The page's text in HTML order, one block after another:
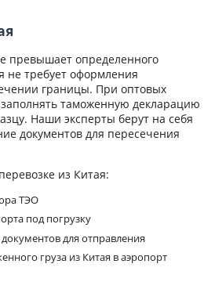
превышает определенного
не требует оформления
границы. При оптовых
таможенную декларацию
Наши эксперты берут на себя
документов для пересечения
из Китая:
ТЭО
под погрузку
для отправления
груза из Китая в аэропорт